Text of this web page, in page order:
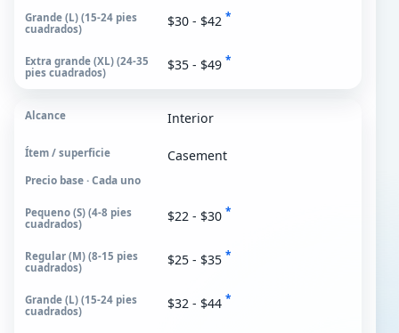
$30 - $42 *
$35 - $49 *
Interior
Casement
Precio base · Cada uno
$22 - $30 *
$25 - $35 *
$32 - $44 *